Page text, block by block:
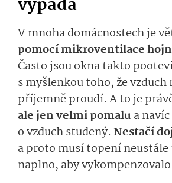
vypadá
V mnoha domácnostech je
pomocí mikroventilace
Často jsou okna takto
s myšlenkou toho, že
příjemně proudí. A to je
ale jen velmi pomalu a
o vzduch studený. Nestačí
a proto musí topení neustále
naplno, aby